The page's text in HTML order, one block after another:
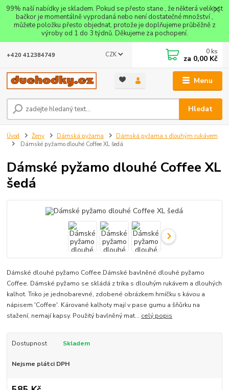
99% naší nabídky je skladem. Pokud se přesto stane , že některá velikost
bačkor je momentálně vyprodaná nebo není dostatečné množství ,
můžete položku přesto objednat, protože je doplňujeme průběžně z
výroby od 1 do 3 týdnů. Děkujeme za pochopení.
Menu
CZK
Hledat
+420 412384749 0 ks
za 0,00 Kč
Úvod Ženy Dámská pyžama
Dámská pyžama s dlouhým rukávem
Dámské pyžamo dlouhé Coffee XL šedá
Dámské pyžamo dlouhé Coffee XL
šedá
Dámské dlouhé pyžamo Coffee.Dámské bavlněné dlouhé pyžamo
Coffee. Dámské pyžamo se skládá z trika s dlouhým rukávem a dlouhých
kalhot. Triko je jednobarevné, zdobené obrázkem hrníčku s kávou a
nápisem 'Coffee'. Kárované kalhoty mají v pase gumu a šňůrku na
stažení, nemají kapsy. Použitý bavlněný mat... celý popis
Dostupnost Skladem
Nejsme plátci DPH